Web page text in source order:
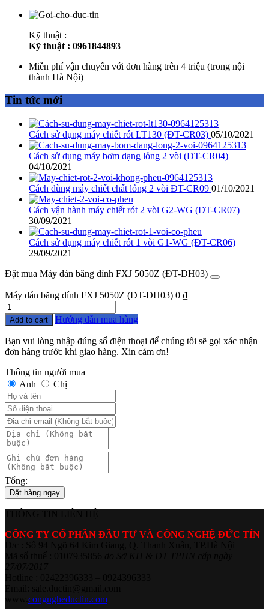
Kỹ thuật :
Kỹ thuật : 0961844893
Miễn phí vận chuyển với đơn hàng trên 4 triệu (trong nội
thành Hà Nội)
Tin tức mới
Cách sử dụng máy chiết rót LT130 (ĐT-CR03) 05/10/2021
Cách sử dụng máy bơm dạng lỏng 2 vòi (ĐT-CR04)
04/10/2021
Cách dùng máy chiết chất lỏng 2 vòi ĐT-CR09 01/10/2021
Cách vận hành máy chiết rót 2 vòi G2-WG (ĐT-CR07)
30/09/2021
Cách sử dụng máy chiết rót 1 vòi G1-WG (ĐT-CR06)
29/09/2021
Đặt mua Máy dán băng dính FXJ 5050Z (ĐT-DH03)
Máy dán băng dính FXJ 5050Z (ĐT-DH03) 0 ₫
Quantity
Add to cart Hướng dẫn mua hàng
Bạn vui lòng nhập đúng số điện thoại để chúng tôi sẽ gọi xác nhận
đơn hàng trước khi giao hàng. Xin cảm ơn!
Thông tin người mua
Anh
Chị
Tổng:
Đặt hàng ngay
CÔNG TY CỔ PHẦN ĐẦU TƯ VÀ CÔNG NGHỆ ĐỨC TÍN
congngheductin.com